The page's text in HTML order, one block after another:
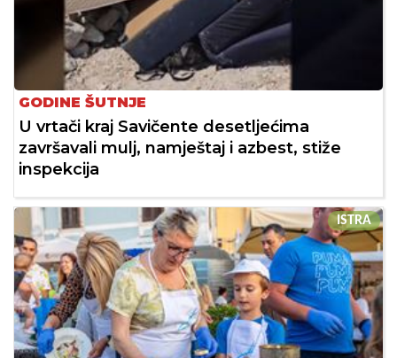
GODINE ŠUTNJE
U vrtači kraj Savičente desetljećima
završavali mulj, namještaj i azbest, stiže
inspekcija
ISTRA